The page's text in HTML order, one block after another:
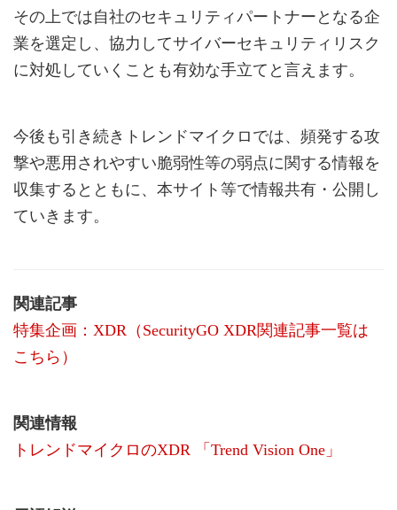
その上では自社のセキュリティパートナーとなる企
業を選定し、協力してサイバーセキュリティリスク
に対処していくことも有効な手立てと言えます。
今後も引き続きトレンドマイクロでは、頻発する攻
撃や悪用されやすい脆弱性等の弱点に関する情報を
収集するとともに、本サイト等で情報共有・公開し
ていきます。
関連記事
特集企画：XDR（SecurityGO XDR関連記事一覧は
こちら）
関連情報
トレンドマイクロのXDR 「Trend Vision One」